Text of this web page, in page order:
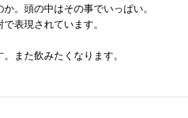
。頭の中はその事でいっぱい。
表現されています。
また飲みたくなります。